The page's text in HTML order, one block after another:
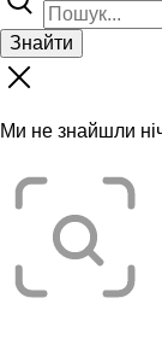
Знайти
Ми не знайшли